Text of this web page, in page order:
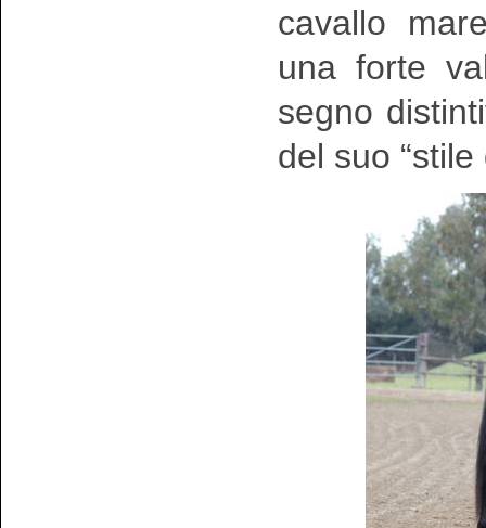
cavallo
una forte
segno
del suo